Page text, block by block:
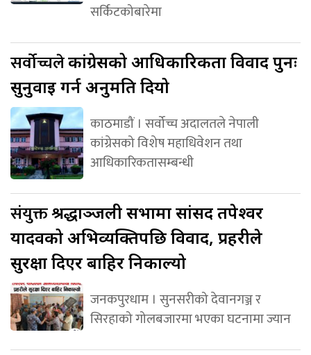
सर्किटकोबारेमा
सर्वोच्चलेकांग्रेसको आधिकारिकता विवाद पुनः
सुनुवाइ गर्न अनुमति दियो
काठमाडौं । सर्वोच्च अदालतले नेपाली
कांग्रेसको विशेष महाधिवेशन तथा
आधिकारिकतासम्बन्धी
संयुक्तश्रद्धाञ्जली सभामा सांसद तपेश्वर
यादवको अभिव्यक्तिपछि विवाद, प्रहरीले
सुरक्षा दिएर बाहिर निकाल्यो
जनकपुरधाम । सुनसरीको देवानगञ्ज र
सिरहाको गोलबजारमा भएका घटनामा ज्यान